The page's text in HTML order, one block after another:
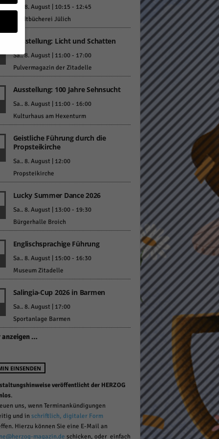
Sa.. 8. August | 10:15 - 12:45
Stadtbücherei Jülich
Ausstellung: Licht und Schatten
Sa.. 8. August | 11:00- 17:00
Pulvermagazin der Zitadelle
Ausstellung: 100 Jahre Sehnsucht
Sa.. 8. August | 11:00- 16:00
Kulturhaus am Hexenturm
Geistliche Führung durch die
Propsteikirche
Sa.. 8. August | 12:00
Propsteikirche
Lucky Summer Dance 2026
Sa.. 8. August | 13:00- 19:30
Bürgerhalle Broich
Englischsprachige Führung
Sa.. 8. August | 15:00- 16:30
Museum Zitadelle
Salingia-Cup 2026 in Barmen
Sa.. 8. August | 17:00
Sportanlage Barmen
anzeigen …
EINSENDEN
veröffentlicht der HERZOG
.
uns, wenn Terminankündigungen
und in schriftlich, digitaler Form
Hierzu können Sie eine E-Mail an
magazin.de schicken, oder einfach
ihnen
z.
Zurück
Statistiken
Externe Medien